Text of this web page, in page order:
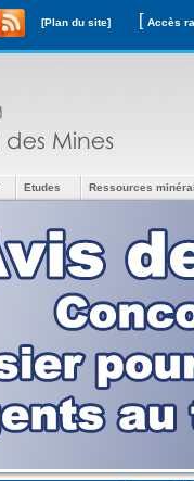
[Plan du site] [
Etudes Ressources